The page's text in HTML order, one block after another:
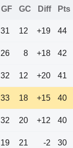
GF GC Diff Pts
31 12 +19 44
26 8 +18 42
32 12 +20 41
33 18 +15 40
32 20 +12 40
19 21 -2 30